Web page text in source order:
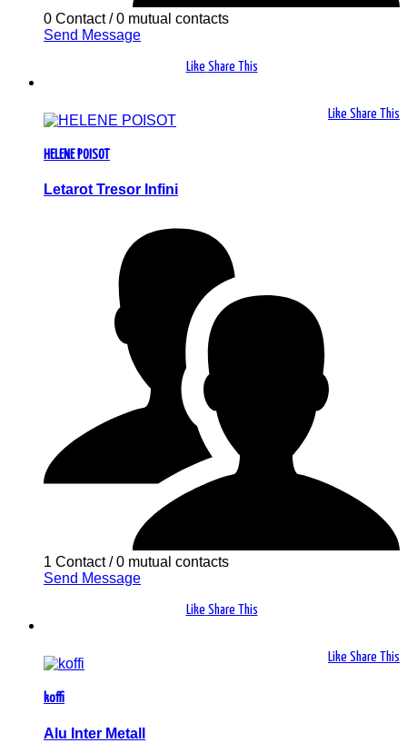
0 Contact/0 mutual contacts
Send Message
Like Share This
Like Share This
HELENE POISOT
Letarot Tresor Infini
1 Contact/0 mutual contacts
Send Message
Like Share This
Like Share This
koffi
Alu Inter Metall